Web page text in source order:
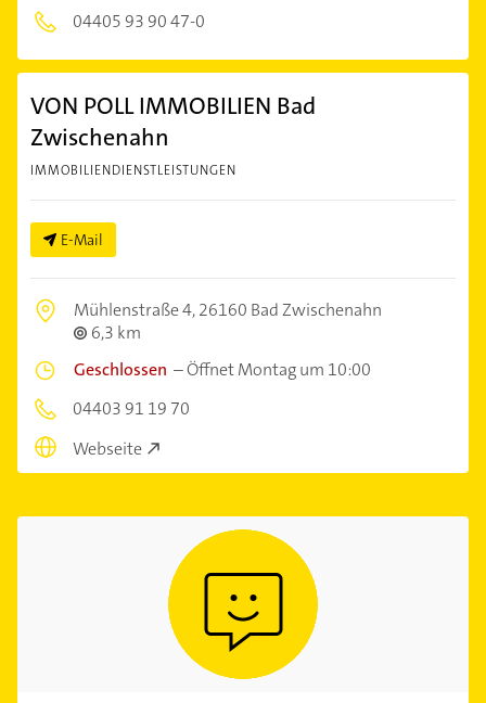
04405 93 90 47-0
VON POLL IMMOBILIEN Bad
Zwischenahn
IMMOBILIENDIENSTLEISTUNGEN
E-Mail
Mühlenstraße 4,26160 Bad Zwischenahn
6,3 km
Geschlossen –Öffnet Montag um 10:00
04403 91 19 70
Webseite